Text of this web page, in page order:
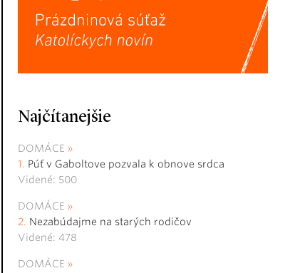
Najčítanejšie
DOMÁCE
Púť v Gaboltove pozvala k obnove srdca
Videné: 500
DOMÁCE
Nezabúdajme na starých rodičov
Videné: 478
DOMÁCE